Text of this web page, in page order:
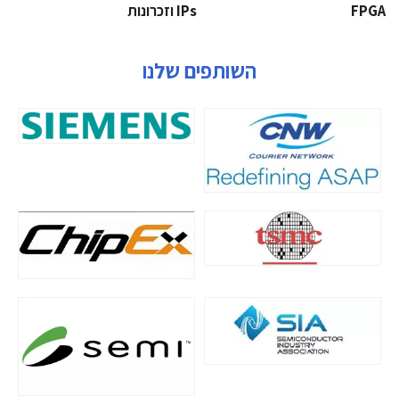
‫‪FPGA‬‬
השותפים שלנו